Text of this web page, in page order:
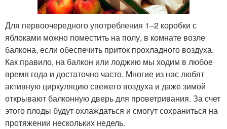
Для первоочередного употребления 1–2 коробки с
яблоками можно поместить на полу, в комнате возле
балкона, если обеспечить приток прохладного воздуха.
Как правило, на балкон или лоджию мы ходим в любое
время года и достаточно часто. Многие из нас любят
активную циркуляцию свежего воздуха и даже зимой
открывают балконную дверь для проветривания. За счет
этого плоды будут охлаждаться и смогут сохраниться на
протяжении нескольких недель.